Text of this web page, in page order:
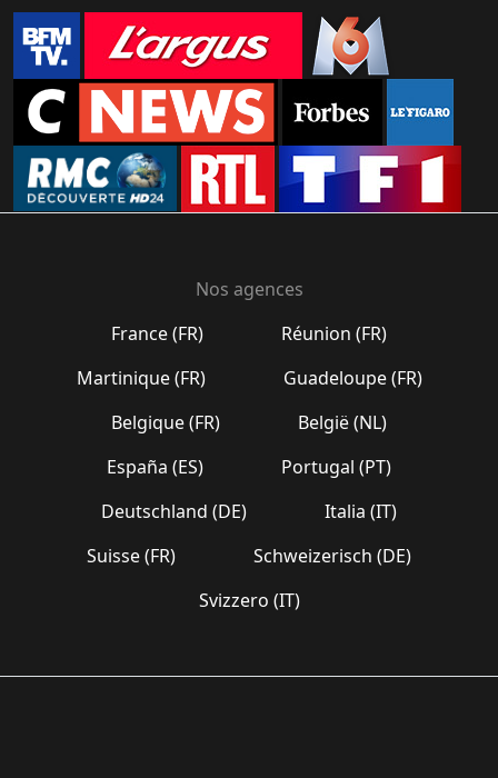
Nos agences
France (FR)
Réunion (FR)
Martinique (FR)
Guadeloupe (FR)
Belgique (FR)
België (NL)
España (ES)
Portugal (PT)
Deutschland (DE)
Italia (IT)
Suisse (FR)
Schweizerisch (DE)
Svizzero (IT)